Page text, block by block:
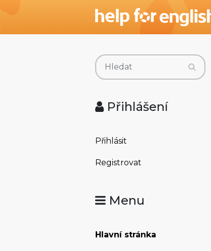
Přihlášení
Přihlásit
Registrovat
Menu
Hlavní stránka